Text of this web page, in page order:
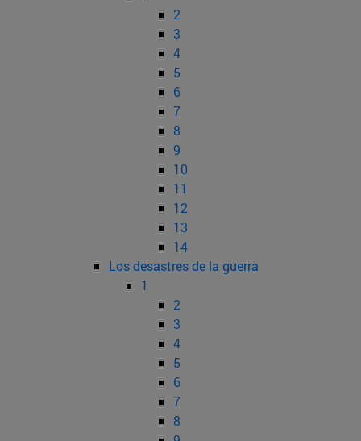
2
3
4
5
6
7
8
9
10
11
12
13
14
Los desastres de la guerra
1
2
3
4
5
6
7
8